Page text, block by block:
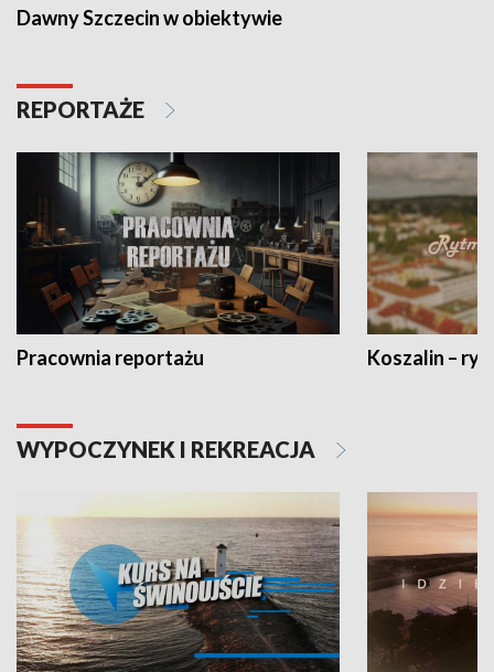
Dawny Szczecin w obiektywie
REPORTAŻE
Pracownia reportażu Koszalin –
WYPOCZYNEK I REKREACJA